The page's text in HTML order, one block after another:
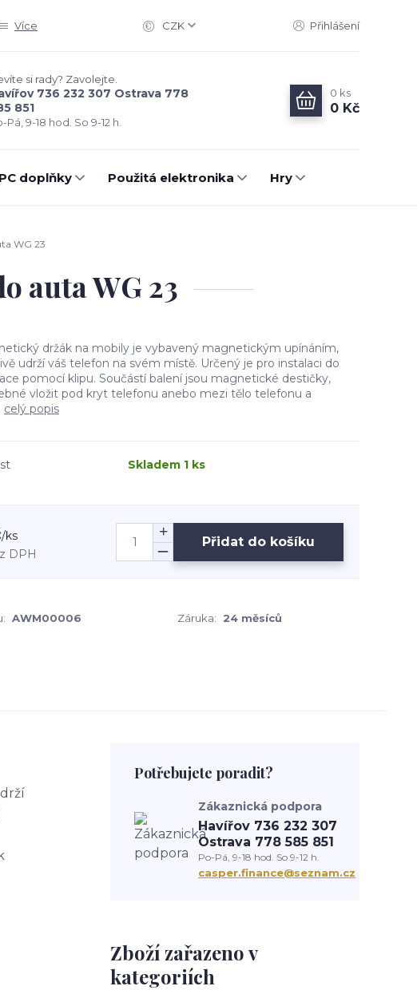
Více CZK Přihlášení
si rady? Zavolejte.
736 232 307 Ostrava 778
851
Pá, 9-18 hod. So 9-12 h.
0 ks
0 Kč
PC doplňky Použitá elektronika Hry
WG 23
auta WG 23
držák na mobily je vybavený magnetickým upínáním,
udrží váš telefon na svém místě. Určený je pro instalaci do
pomocí klipu. Součástí balení jsou magnetické destičky,
vložit pod kryt telefonu anebo mezi tělo telefonu a
celý popis
Skladem 1 ks
/ks
DPH
Přidat do košíku
AWM00006 Záruka: 24 měsíců
Zboží zařazeno v
kategoriích
Potřebujete poradit?
Zákaznická podpora
Havířov 736 232 307
Ostrava 778 585 851
Po-Pá, 9-18 hod. So 9-12 h.
casper.finance@seznam.cz